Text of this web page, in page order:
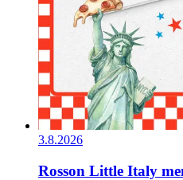
3.8.2026
Rosson Little Italy